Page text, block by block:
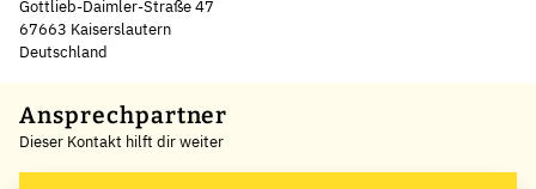
Gottlieb-Daimler-Straße 47
67663 Kaiserslautern
Deutschland
+
−
Ansprechpartner
Dieser Kontakt hilft dir weiter